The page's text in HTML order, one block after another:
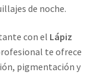
de noche.
con el Lápiz
te ofrece
pigmentación y